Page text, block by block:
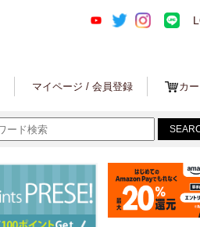
マイページ / 会員登録 カー